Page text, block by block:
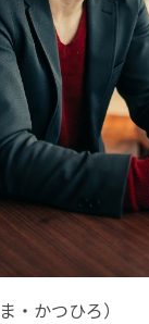
・かつひろ）